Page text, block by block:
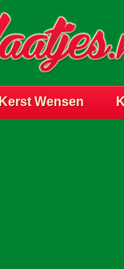
Kerst Wensen